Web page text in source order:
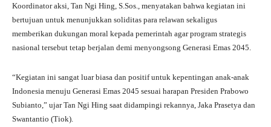
Koordinator aksi, Tan Ngi Hing, S.Sos., menyatakan bahwa kegiatan ini
bertujuan untuk menunjukkan soliditas para relawan sekaligus
memberikan dukungan moral kepada pemerintah agar program strategis
nasional tersebut tetap berjalan demi menyongsong Generasi Emas 2045.
“Kegiatan ini sangat luar biasa dan positif untuk kepentingan anak-anak
Indonesia menuju Generasi Emas 2045 sesuai harapan Presiden Prabowo
Subianto,” ujar Tan Ngi Hing saat didampingi rekannya, Jaka Prasetya dan
Swantantio (Tiok).